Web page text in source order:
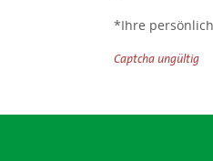
*Ihre
Captcha ungültig